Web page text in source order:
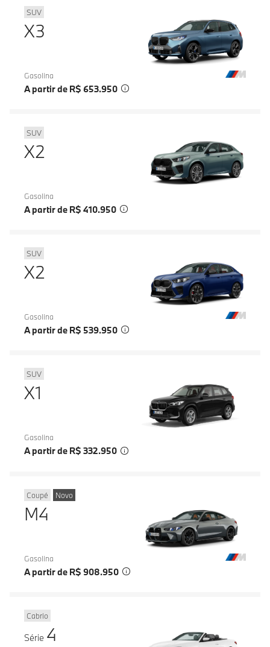
SUV
X3
Gasolina
A partir de R$ 653.950
SUV
X2
Gasolina
A partir de R$ 410.950
SUV
X2
Gasolina
A partir de R$ 539.950
SUV
X1
Gasolina
A partir de R$ 332.950
Coupé Novo
M4
Gasolina
A partir de R$ 908.950
Cabrio
Série 4